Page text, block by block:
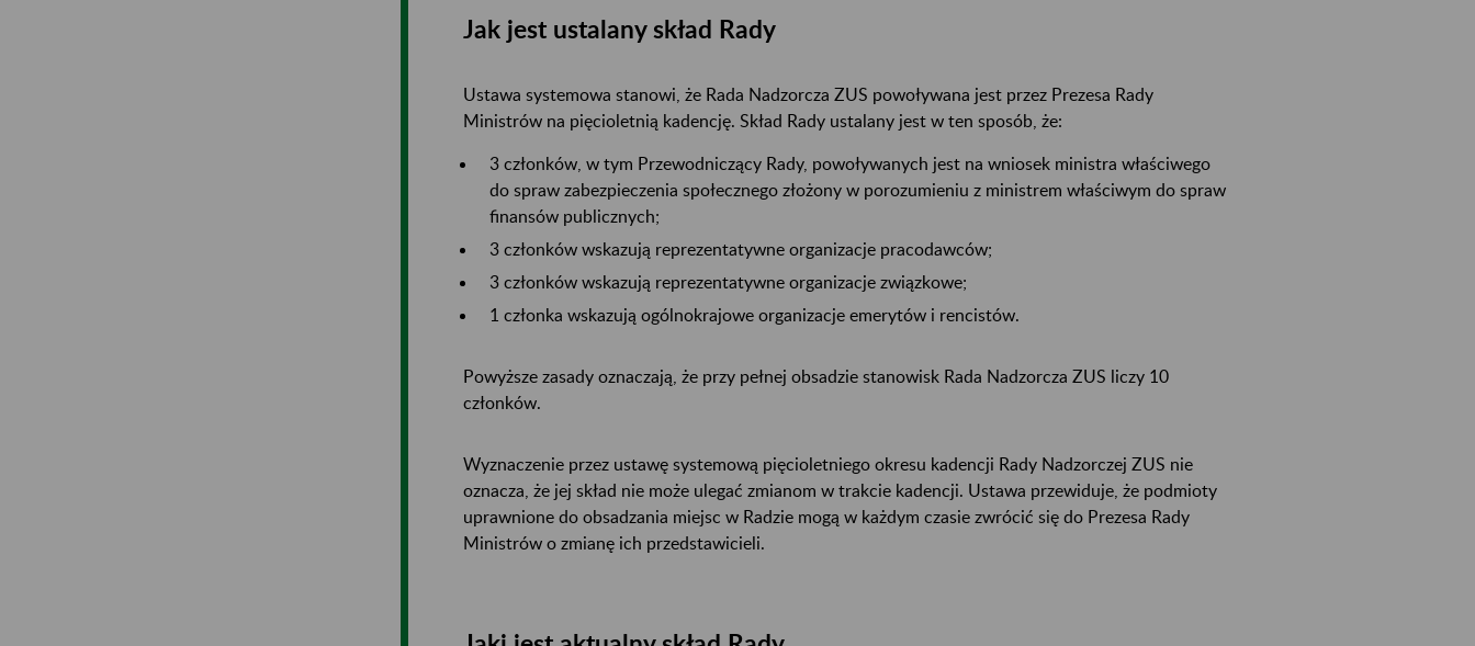
Jak jest ustalany skład Rady
Ustawa systemowa stanowi, że Rada Nadzorcza ZUS powoływana jest przez Prezesa Rady
Ministrów na pięcioletnią kadencję. Skład Rady ustalany jest w ten sposób, że:
3 członków, w tym Przewodniczący Rady, powoływanych jest na wniosek ministra właściwego
do spraw zabezpieczenia społecznego złożony w porozumieniu z ministrem właściwym do spraw
finansów publicznych;
3 członków wskazują reprezentatywne organizacje pracodawców;
3 członków wskazują reprezentatywne organizacje związkowe;
1 członka wskazują ogólnokrajowe organizacje emerytów i rencistów.
Powyższe zasady oznaczają, że przy pełnej obsadzie stanowisk Rada Nadzorcza ZUS liczy 10
członków.
Wyznaczenie przez ustawę systemową pięcioletniego okresu kadencji Rady Nadzorczej ZUS nie
oznacza, że jej skład nie może ulegać zmianom w trakcie kadencji. Ustawa przewiduje, że podmioty
uprawnione do obsadzania miejsc w Radzie mogą w każdym czasie zwrócić się do Prezesa Rady
Ministrów o zmianę ich przedstawicieli.